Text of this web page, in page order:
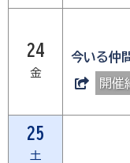
24
金
今いる仲
開催
25
土